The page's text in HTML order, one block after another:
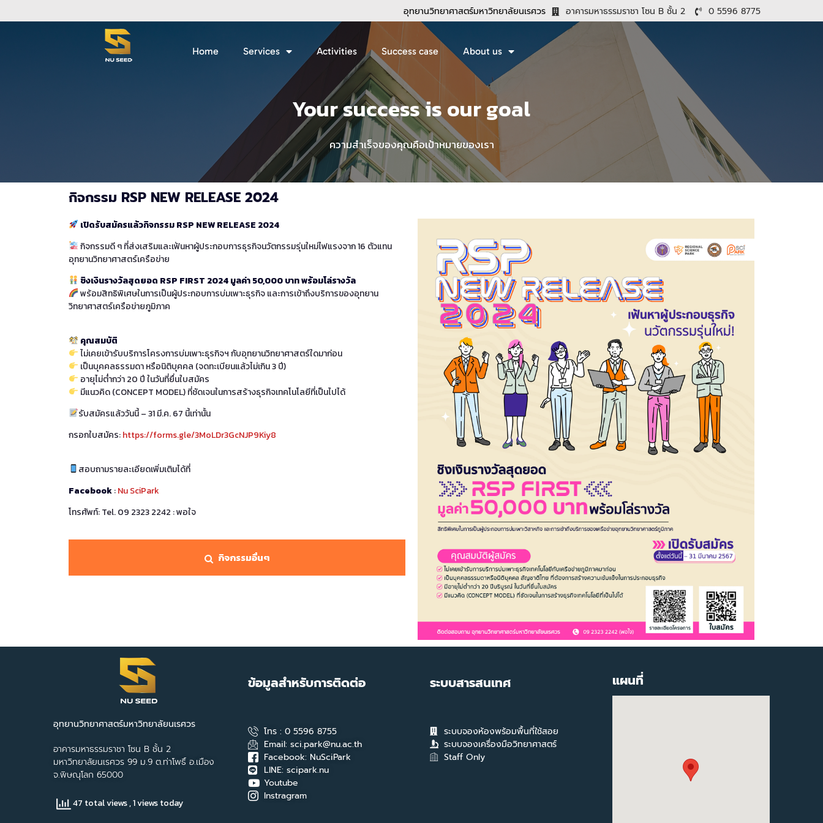
อุทยานวิทยาศาสตร์มหาวิทยาลัยนเรศวร อาคารมหาธรรมราชา โซน B ชั้น 2 0 5596 8775
Home Services Activities Success case About us
Your success is our goal
ความสำเร็จของคุณคือเป้าหมายของเรา
กิจกรรม RSP NEW RELEASE 2024
เปิดรับสมัครแล้วกิจกรรม RSP NEW RELEASE 2024
กิจกรรมดี ๆ ที่ส่งเสริมและเฟ้นหาผู้ประกอบการธุรกิจนวัตกรรมรุ่นใหม่ไฟแรงจาก 16 ตัวแทน
อุทยานวิทยาศาสตร์เครือข่าย
ชิงเงินรางวัลสุดยอด RSP FIRST 2024 มูลค่า 50,000 บาท พร้อมโล่รางวัล
พร้อมสิทธิพิเศษในการเป็นผู้ประกอบการบ่มเพาะธุรกิจ และการเข้าถึงบริการของอุทยาน
วิทยาศาสตร์เครือข่ายภูมิภาค
คุณสมบัติ
ไม่เคยเข้ารับบริการโครงการบ่มเพาะธุรกิจฯ กับอุทยานวิทยาศาสตร์ใดมาก่อน
เป็นบุคคลธรรมดา หรือนิติบุคคล (จดทะเบียนแล้วไม่เกิน 3 ปี)
อายุไม่ต่ำกว่า 20 ปี ในวันที่ยื่นใบสมัคร
มีแนวคิด (CONCEPT MODEL) ที่ชัดเจนในการสร้างธุรกิจเทคโนโลยีที่เป็นไปได้
รับสมัครแล้ววันนี้ – 31 มี.ค. 67 นี้เท่านั้น
กรอกใบสมัคร:https://forms.gle/3MoLDr3GcNJP9Kiy8
สอบถามรายละเอียดเพิ่มเติมได้ที่
Facebook:Nu SciPark
โทรศัพท์: Tel. 09 2323 2242 : พอใจ
กิจกรรมอื่นๆ
อุทยานวิทยาศาสตร์มหาวิทยาลัยนเรศวร
อาคารมหาธรรมราชา โซน B ชั้น 2
มหาวิทยาลัยนเรศวร 99 ม.9 ต.ท่าโพธิ์ อ.เมือง
จ.พิษณุโลก 65000
47 total views, 1 views today
ข้อมูลสำหรับการติดต่อ
โทร : 0 5596 8755
Email: sci.park@nu.ac.th
Facebook: NuSciPark
LINE: scipark.nu
Youtube
Instragram
ระบบสารสนเทศ
ระบบจองห้องพร้อมพื้นที่ใช้สอย
ระบบจองเครื่องมือวิทยาศาสตร์
Staff Only
แผนที่